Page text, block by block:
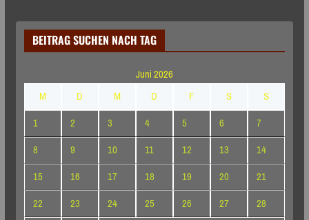
BEITRAG SUCHEN NACH TAG
Juni 2026
M
D M D F S
S
1
2 3 4 5 6
7
8
9 10 11 12 13
14
15
16 17 18 19 20
21
22
23 24 25 26 27
28